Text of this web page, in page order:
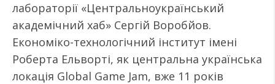
лабораторії «Центральноукраїнський
академічний хаб» Сергій Воробйов.
Економіко-технологічний інститут імені
Роберта Ельворті, як центральна українська
локація Global Game Jam, вже 11 років